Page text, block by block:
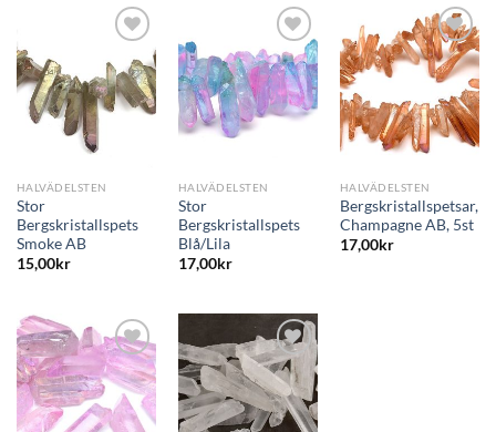
Lägg
till i
önskelistan
HALVÄDELSTEN
Stor
Bergskristallspets
Smoke AB
15,00kr
Lägg
till i
önskelistan
HALVÄDELSTEN
Stor
Bergskristallspets
Blå/Lila
17,00kr
Lägg
önskelistan
HALVÄDELSTEN
Bergskristallspetsar,
Champagne AB, 5st
17,00kr
Lägg
till i
önskelistan
Lägg
till i
önskelistan